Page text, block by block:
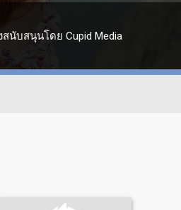
นับสนุนโดย Cupid Media